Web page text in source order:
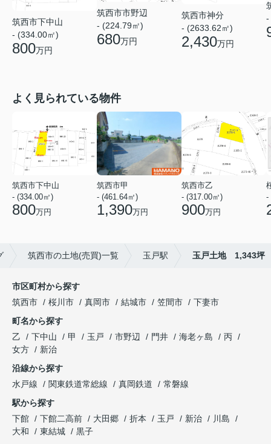
筑西市下中山
- (334.00㎡)
800万円
筑西市市野辺
- (224.79㎡)
680万円
筑西市神分
- (2633.62㎡)
2,430万円
-
よく見られている物件
筑西市下中山
- (334.00㎡)
800万円
筑西市甲
- (461.64㎡)
1,390万円
筑西市乙
- (317.00㎡)
900万円
-
筑西市の土地(売買)一覧 玉戸駅 玉戸土地 1,343坪
市区町村から探す
筑西市
桜川市 真岡市 結城市 笠間市
下妻市
町名から探す
乙
下中山 甲 玉戸 市野辺 門井 海老ヶ島
丙
女方
新治
沿線から探す
水戸線
関東鉄道常総線 真岡鉄道
常磐線
駅から探す
下館
下館二高前 大田郷 折本 玉戸 新治
川島
大和
東結城 黒子